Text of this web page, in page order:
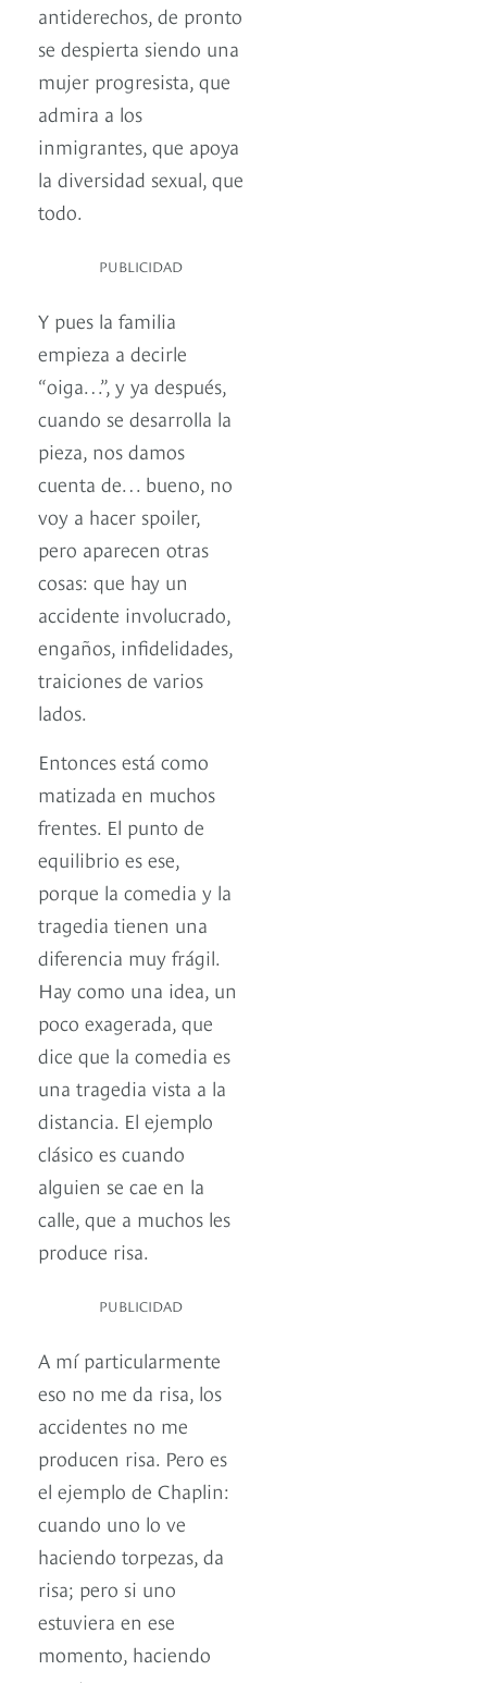
antiderechos, de pronto
se despierta siendo una
mujer progresista, que
admira a los
inmigrantes, que apoya
la diversidad sexual, que
todo.
PUBLICIDAD
Y pues la familia
empieza a decirle
“oiga…”, y ya después,
cuando se desarrolla la
pieza, nos damos
cuenta de… bueno, no
voy a hacer spoiler,
pero aparecen otras
cosas: que hay un
accidente involucrado,
engaños, infidelidades,
traiciones de varios
lados.
Entonces está como
matizada en muchos
frentes. El punto de
equilibrio es ese,
porque la comedia y la
tragedia tienen una
diferencia muy frágil.
Hay como una idea, un
poco exagerada, que
dice que la comedia es
una tragedia vista a la
distancia. El ejemplo
clásico es cuando
alguien se cae en la
calle, que a muchos les
produce risa.
PUBLICIDAD
A mí particularmente
eso no me da risa, los
accidentes no me
producen risa. Pero es
el ejemplo de Chaplin:
cuando uno lo ve
haciendo torpezas, da
risa; pero si uno
estuviera en ese
momento, haciendo